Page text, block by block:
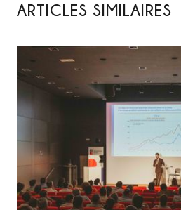
ARTICLES SIMILAIRES